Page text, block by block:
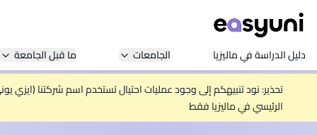
دليل الدراسة في ماليزيا الجامعات ما قبل الجامعة
تحذير: نود تنبيهكم إلى وجود عمليات احتيال تستخدم اسم شركتنا (ايزي
الرئيسي في ماليزيا فقط